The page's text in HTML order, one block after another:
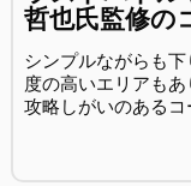
哲也氏監修の
シンプルながらも
度の高いエリアも
攻略しがいのある